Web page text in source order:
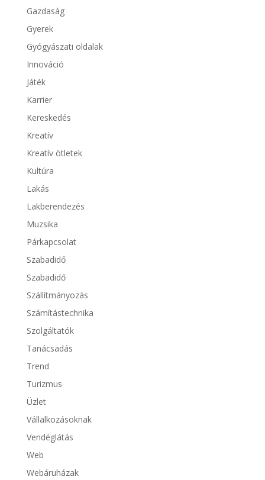
Gazdaság
Gyerek
Gyógyászati oldalak
Innováció
Játék
Karrier
Kereskedés
Kreatív
Kreatív ötletek
Kultúra
Lakás
Lakberendezés
Muzsika
Párkapcsolat
Szabadidő
Szabadidő
Szállítmányozás
Számítástechnika
Szolgáltatók
Tanácsadás
Trend
Turizmus
Üzlet
Vállalkozásoknak
Vendéglátás
Web
Webáruházak